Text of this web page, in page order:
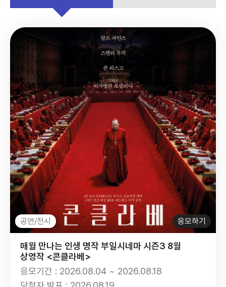
공연/전시 응모하기
매월 만나는 인생 명작 부일시네마 시즌3 8월
상영작 <콘클라베>
응모기간 : 2026.08.04 ~ 2026.08.18